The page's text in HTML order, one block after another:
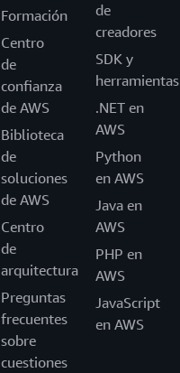
Formación
Centro
de
confianza
de AWS
Biblioteca
de
soluciones
de AWS
Centro
de
arquitectura
Preguntas
frecuentes
sobre
cuestiones
de
creadores
SDK y
herramientas
.NET en
AWS
Python
en AWS
Java en
AWS
PHP en
AWS
JavaScript
en AWS